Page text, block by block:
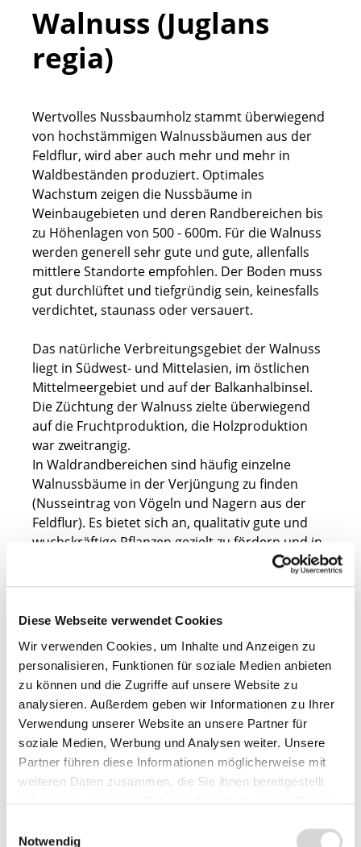
Diese Webseite verwendet Cookies
Wir verwenden Cookies, um Inhalte und Anzeigen zu
personalisieren, Funktionen für soziale Medien anbieten
zu können und die Zugriffe auf unsere Website zu
analysieren. Außerdem geben wir Informationen zu Ihrer
Verwendung unserer Website an unsere Partner für
soziale Medien, Werbung und Analysen weiter. Unsere
Partner führen diese Informationen möglicherweise mit
weiteren Daten zusammen, die Sie ihnen bereitgestellt
Notwendig
Walnuss (Juglans
regia)
Wertvolles Nussbaumholz stammt überwiegend
von hochstämmigen Walnussbäumen aus der
Feldflur, wird aber auch mehr und mehr in
Waldbeständen produziert. Optimales
Wachstum zeigen die Nussbäume in
Weinbaugebieten und deren Randbereichen bis
zu Höhenlagen von 500 - 600m. Für die Walnuss
werden generell sehr gute und gute, allenfalls
mittlere Standorte empfohlen. Der Boden muss
gut durchlüftet und tiefgründig sein, keinesfalls
verdichtet, staunass oder versauert.
Das natürliche Verbreitungsgebiet der Walnuss
liegt in Südwest- und Mittelasien, im östlichen
Mittelmeergebiet und auf der Balkanhalbinsel.
Die Züchtung der Walnuss zielte überwiegend
auf die Fruchtproduktion, die Holzproduktion
war zweitrangig.
In Waldrandbereichen sind häufig einzelne
Walnussbäume in der Verjüngung zu finden
(Nusseintrag von Vögeln und Nagern aus der
Feldflur). Es bietet sich an, qualitativ gute und
wuchskräftige Pflanzen gezielt zu fördern und in
den zukünftigen Waldbestand zu übernehmen.
Die Walnuss...
ist ein sommergrüner Laubbaum, der 15 bis
25 Meter, in dichteren Baumbeständen auch
bis 30 Meter hoch wächst. Ihr
Höhenwachstum endet mit ca. 60 bis 80
Jahren. Sie erreicht ein Alter von 150 bis 160
Jahren. Der Baum bildet ein tief wurzelndes
Pfahl-Herzwurzelsystem und im Freistand
eine breite Krone aus.
ist einhäusig getrenntgeschlechtig. Auf einer